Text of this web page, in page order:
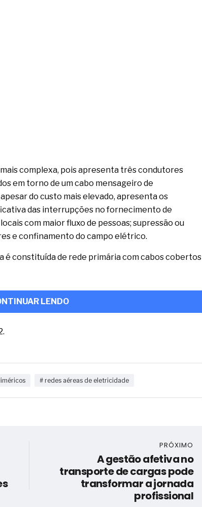
complexa, pois apresenta três condutores
em torno de um cabo mensageiro de
do custo mais elevado, apresenta os
das interrupções no fornecimento de
com maior fluxo de pessoas; supressão ou
e confinamento do campo elétrico.
é constituída de rede primária com cabos cobertos
LENDO
# redes aéreas de eletricidade
PRÓXIMO
A gestão afetiva no
transporte de cargas pode
transformar a jornada
profissional